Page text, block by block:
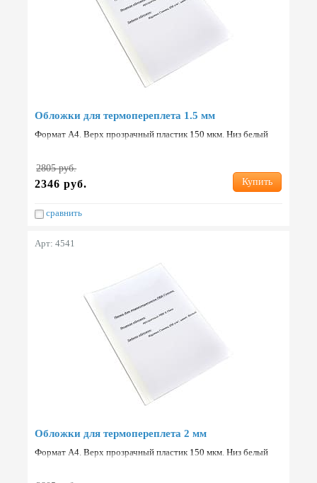
Обложки для термопереплета 1.5 мм
Формат А4. Верх прозрачный пластик 150 мкм. Низ белый
2805 руб.
2346 руб. Купить
сравнить
Арт: 4541
Обложки для термопереплета 2 мм
Формат А4. Верх прозрачный пластик 150 мкм. Низ белый